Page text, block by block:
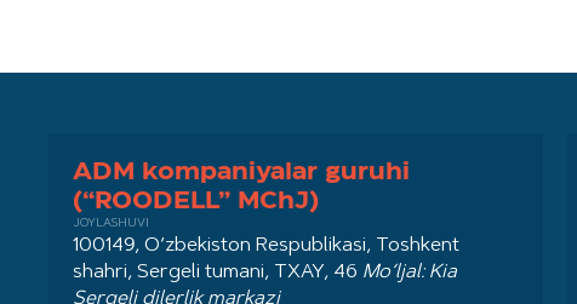
ADM kompaniyalar guruhi
(“ROODELL” MChJ)
JOYLASHUVI
100149, O‘zbekiston Respublikasi, Toshkent
shahri, Sergeli tumani, TXAY, 46 Mo‘ljal: Kia
Sergeli dilerlik markazi